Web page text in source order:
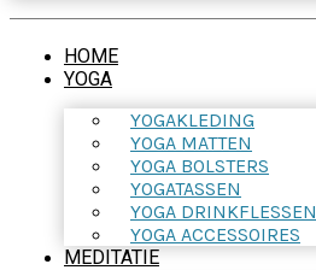
HOME
YOGA
YOGAKLEDING
YOGA MATTEN
YOGA BOLSTERS
YOGATASSEN
YOGA DRINKFLESSEN
YOGA ACCESSOIRES
MEDITATIE